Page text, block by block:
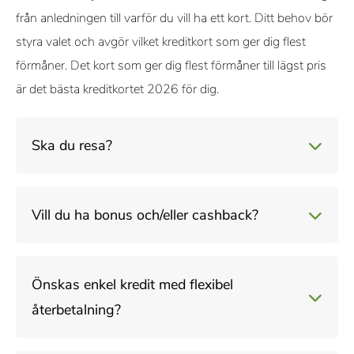
från anledningen till varför du vill ha ett kort. Ditt behov bör
styra valet och avgör vilket kreditkort som ger dig flest
förmåner. Det kort som ger dig flest förmåner till lägst pris
är det bästa kreditkortet 2026 för dig.
Ska du resa?
Om du planerar en utlandssemester bör du ha med dig ett
används utomlands, exempelvis valutapåslag. Du kan även
jämföra
reseförmåner som korten ger. Dessa reseförmåner kan
Vill du ha bonus och/eller cashback?
Vill du istället ha ett
produkter, upplevelser, flygbiljetter eller presentkort. Då är
Önskas enkel kredit med flexibel
återbetalning?